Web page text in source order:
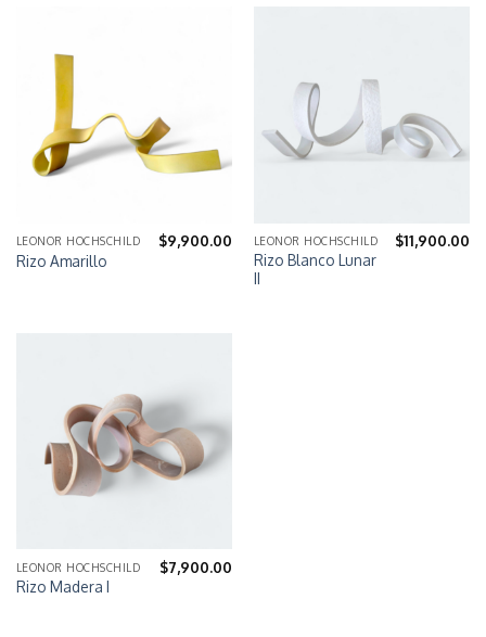
LEONOR HOCHSCHILD
Rizo Amarillo
$9,900.00 LEONOR HOCHSCHILD
Rizo Blanco Lunar
II
$11,900.00
LEONOR HOCHSCHILD
Rizo Madera I
$7,900.00